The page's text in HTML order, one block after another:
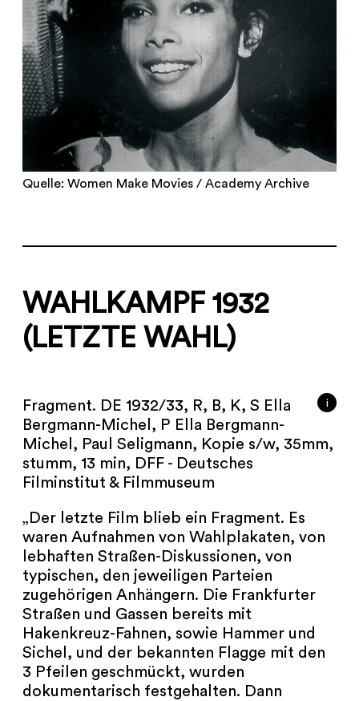
Quelle: Women Make Movies / Academy Archive
WAHLKAMPF 1932
(LETZTE WAHL)
i
Fragment. DE 1932/33, R, B, K, S Ella
Bergmann-Michel, P Ella Bergmann-
Michel, Paul Seligmann, Kopie s/w, 35mm,
stumm, 13 min, DFF - Deutsches
Filminstitut & Filmmuseum
„Der letzte Film blieb ein Fragment. Es
waren Aufnahmen von Wahlplakaten, von
lebhaften Straßen-Diskussionen, von
typischen, den jeweiligen Parteien
zugehörigen Anhängern. Die Frankfurter
Straßen und Gassen bereits mit
Hakenkreuz-Fahnen, sowie Hammer und
Sichel, und der bekannten Flagge mit den
3 Pfeilen geschmückt, wurden
dokumentarisch festgehalten. Dann